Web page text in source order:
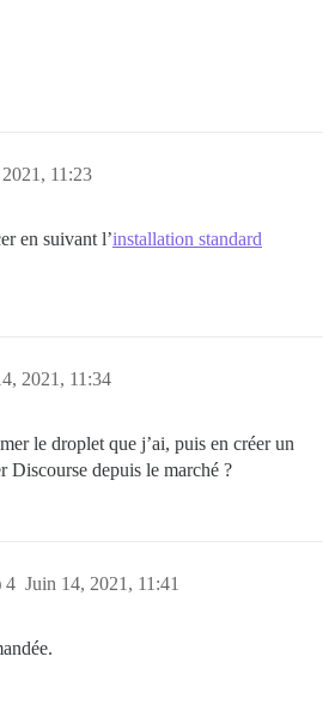
11:23
en suivant l’installation standard
2021, 11:34
le droplet que j’ai, puis en créer un
Discourse depuis le marché ?
Juin 14, 2021, 11:41
4